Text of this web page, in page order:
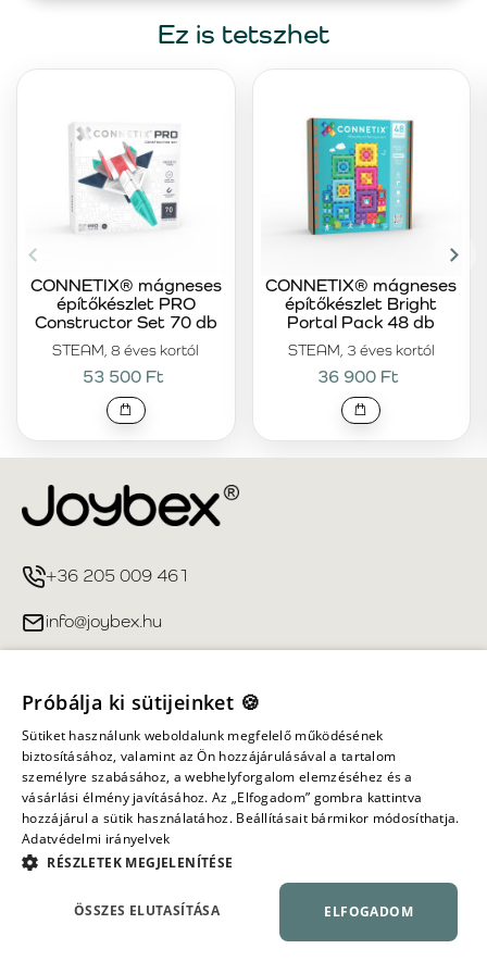
Ez is tetszhet
STEAM, 8 éves kortól
CONNETIX® mágneses
építőkészlet PRO
Constructor Set 70 db
53 500 Ft
STEAM, 3 éves kortól
CONNETIX® mágneses
építőkészlet Bright
Portal Pack 48 db
36 900 Ft
+36 205 009 461
info@joybex.hu
Fiókom
Információ
Minden jog fenntartva ©
Próbálja ki sütijeinket 🍪
Sütiket használunk weboldalunk megfelelő működésének
biztosításához, valamint az Ön hozzájárulásával a tartalom
személyre szabásához, a webhelyforgalom elemzéséhez és a
vásárlási élmény javításához. Az „Elfogadom” gombra kattintva
hozzájárul a sütik használatához. Beállításait bármikor módosíthatja.
Adatvédelmi irányelvek
RÉSZLETEK MEGJELENÍTÉSE
ELFOGADOM
ÖSSZES ELUTASÍTÁSA